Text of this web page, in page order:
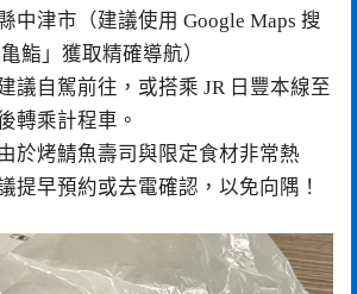
中津市（建議使用 Google Maps 搜
鮨」獲取精確導航）
建議自駕前往，或搭乘 JR 日豐本線至
轉乘計程車。
由於烤鯖魚壽司與限定食材非常熱
提早預約或去電確認，以免向隅！